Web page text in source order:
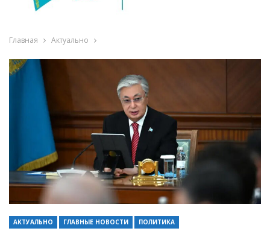
Главная Актуально
АКТУАЛЬНО ГЛАВНЫЕ НОВОСТИ ПОЛИТИКА